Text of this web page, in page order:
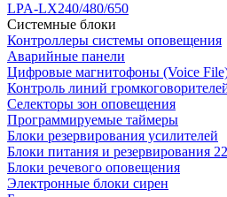
LPA-LX240/480/650
Системные блоки
Контроллеры системы оповещения
Аварийные панели
Цифровые магнитофоны (Voice
Контроль линий
Селекторы зон оповещения
Программируемые таймеры
Блоки резервирования усилителей
Блоки питания и резервирования
Блоки речевого оповещения
Электронные блоки сирен